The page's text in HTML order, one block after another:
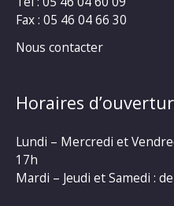
Fax : 05 46 04 66 30
Nous contacter
Horaires
Lundi – Mercredi et
17h
Mardi – Jeudi et Samedi :